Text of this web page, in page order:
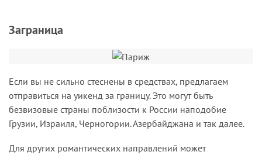
Заграница
Если вы не сильно стеснены в средствах, предлагаем
отправиться на уикенд за границу. Это могут быть
безвизовые страны поблизости к России наподобие
Грузии, Израиля, Черногории. Азербайджана и так далее.
Для других романтических направлений может